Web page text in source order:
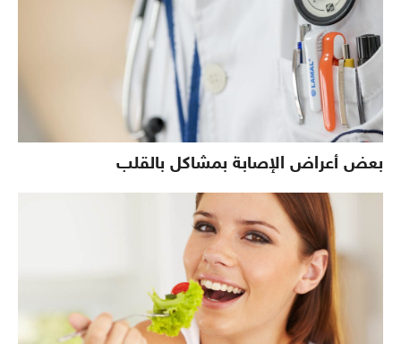
بعض أعراض الإصابة بمشاكل بالقلب